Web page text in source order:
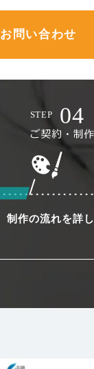
お問い合わせ
制作の流れを詳